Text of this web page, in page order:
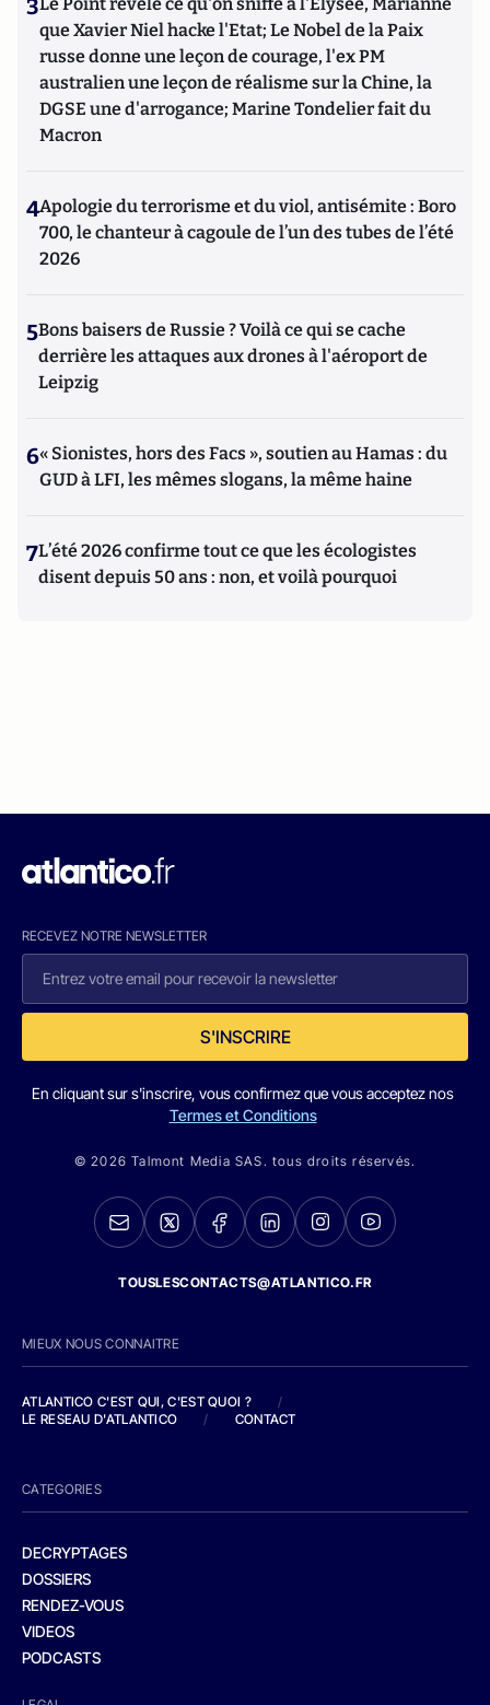
3
que Xavier Niel hacke l'Etat; Le Nobel de la Paix
russe donne une leçon de courage, l'ex PM
australien une leçon de réalisme sur la Chine, la
DGSE une d'arrogance; Marine Tondelier fait du
Macron
4Apologie du terrorisme et du viol, antisémite : Boro
700, le chanteur à cagoule de l’un des tubes de l’été
2026
5Bons baisers de Russie ? Voilà ce qui se cache
derrière les attaques aux drones à l'aéroport de
Leipzig
6« Sionistes, hors des Facs », soutien au Hamas : du
GUD à LFI, les mêmes slogans, la même haine
7L’été 2026 confirme tout ce que les écologistes
disent depuis 50 ans : non, et voilà pourquoi
RECEVEZ NOTRE NEWSLETTER
S'INSCRIRE
En cliquant sur s'inscrire, vous confirmez que vous acceptez nos
Termes et Conditions
© 2026 Talmont Media SAS. tous droits réservés.
TOUSLESCONTACTS@ATLANTICO.FR
MIEUX NOUS CONNAITRE
ATLANTICO C'EST QUI, C'EST QUOI ?
/
LE RESEAU D'ATLANTICO
/ CONTACT
CATEGORIES
DECRYPTAGES
DOSSIERS
RENDEZ-VOUS
VIDEOS
PODCASTS